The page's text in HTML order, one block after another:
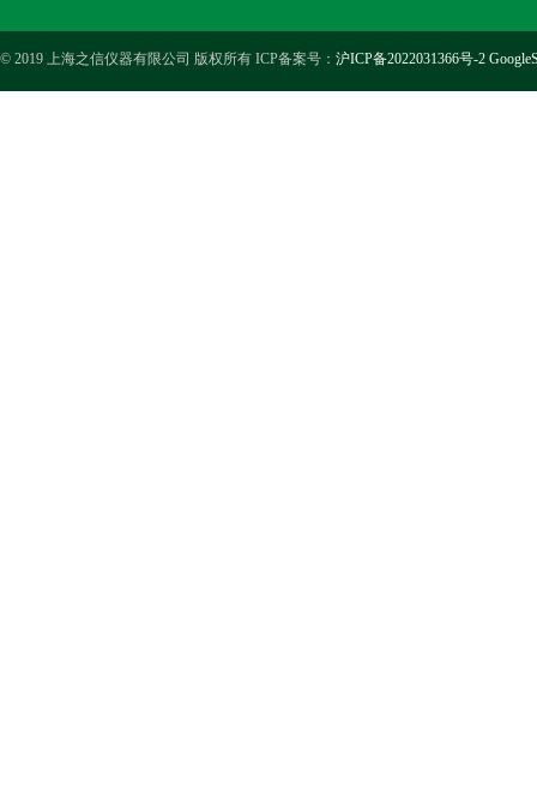
© 2019 上海之信仪器有限公司 版权所有 ICP备案号： 沪ICP备2022031366号-2